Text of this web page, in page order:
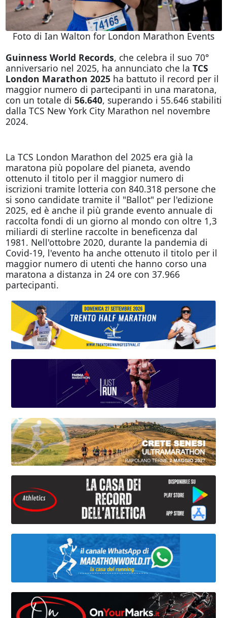
Foto di Ian Walton for London Marathon Events
Guinness World Records, che celebra il suo 70°
anniversario nel 2025, ha annunciato che la TCS
London Marathon 2025 ha battuto il record per il
maggior numero di partecipanti in una maratona,
con un totale di 56.640, superando i 55.646 stabiliti
dalla TCS New York City Marathon nel novembre
2024.
La TCS London Marathon del 2025 era già la
maratona più popolare del pianeta, avendo
ottenuto il titolo per il maggior numero di
iscrizioni tramite lotteria con 840.318 persone che
si sono candidate tramite il "Ballot" per l'edizione
2025, ed è anche il più grande evento annuale di
raccolta fondi di un giorno al mondo con oltre 1,3
miliardi di sterline raccolte in beneficenza dal
1981. Nell'ottobre 2020, durante la pandemia di
Covid-19, l'evento ha anche ottenuto il titolo per il
maggior numero di utenti che hanno corso una
maratona a distanza in 24 ore con 37.966
partecipanti.